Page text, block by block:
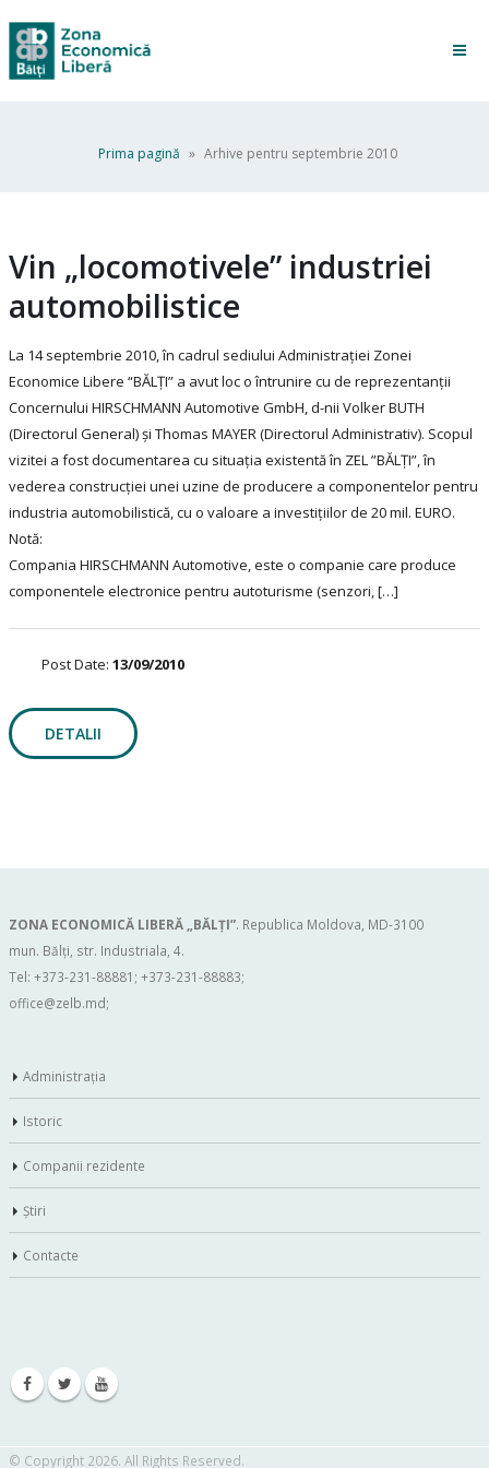
Prima pagină » Arhive pentru septembrie 2010
Vin „locomotivele” industriei
automobilistice
La 14 septembrie 2010, în cadrul sediului Administrației Zonei
Economice Libere “BĂLȚI” a avut loc o întrunire cu de reprezentanții
Concernului HIRSCHMANN Automotive GmbH, d-nii Volker BUTH
(Directorul General) și Thomas MAYER (Directorul Administrativ). Scopul
vizitei a fost documentarea cu situația existentă în ZEL ”BĂLȚI”, în
vederea construcției unei uzine de producere a componentelor pentru
industria automobilistică, cu o valoare a investițiilor de 20 mil. EURO.
Notă:
Compania HIRSCHMANN Automotive, este o companie care produce
componentele electronice pentru autoturisme (senzori, […]
Post Date: 13/09/2010
DETALII
ZONA ECONOMICĂ LIBERĂ „BĂLŢI”. Republica Moldova, MD-3100
mun. Bălți, str. Industriala, 4.
Tel: +373-231-88881; +373-231-88883;
office@zelb.md;
Administraţia
Istoric
Companii rezidente
Ştiri
Contacte
© Copyright 2026. All Rights Reserved.